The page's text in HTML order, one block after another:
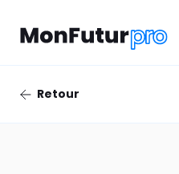
Retour